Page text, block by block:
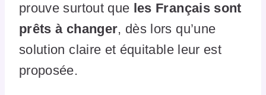
prouve surtout que les Français sont
prêts à changer, dès lors qu’une
solution claire et équitable leur est
proposée.